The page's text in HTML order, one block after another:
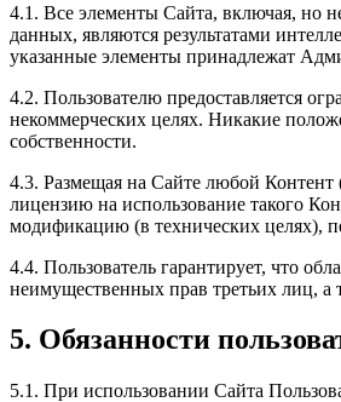
4.1. Все элементы Сайта, включая, но
данных, являются результатами
указанные элементы принадлежат
4.2. Пользователю предоставляется
некоммерческих целях. Никакие
собственности.
4.3. Размещая на Сайте любой Контент
лицензию на использование такого
модификацию (в технических целях),
4.4. Пользователь гарантирует, что
неимущественных прав третьих лиц, а
5. Обязанности
5.1. При использовании Сайта